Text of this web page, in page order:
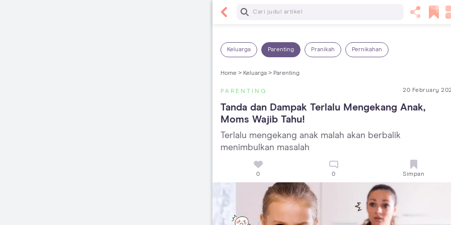
Baca Selanjutnya
Keluarga Parenting Pranikah Pernikahan
Home > Keluarga > Parenting
PARENTING 20 February
Tanda dan Dampak Terlalu Mengekang Anak,
Moms Wajib Tahu!
Terlalu mengekang anak malah akan berbalik
menimbulkan masalah
0 0 Simpan